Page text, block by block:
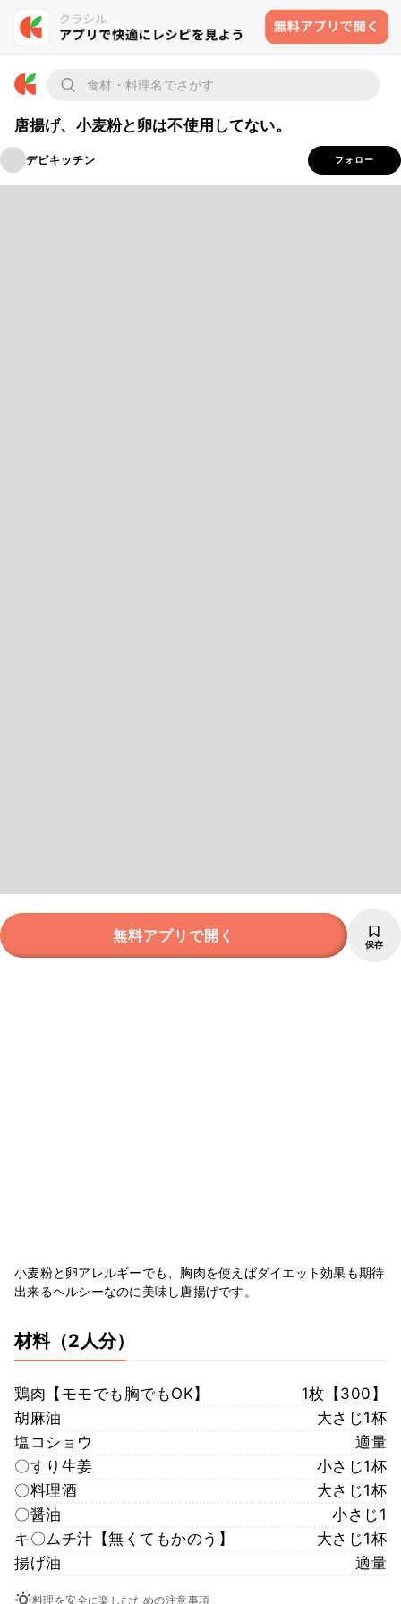
唐揚げ、小麦粉と卵は不使用してない。
デビキッチン フォロー
無料アプリで開く 保存
小麦粉と卵アレルギーでも、胸肉を使えばダイエット効果も期待
出来るヘルシーなのに美味し唐揚げです。
材料（2人分）
鶏肉【モモでも胸でもOK】
1枚【300】
胡麻油
大さじ1杯
塩コショウ
適量
〇すり生姜
小さじ1杯
〇料理酒
大さじ1杯
〇醤油
小さじ1
キ〇ムチ汁【無くてもかのう】
大さじ1杯
揚げ油
適量
料理を安全に楽しむための注意事項